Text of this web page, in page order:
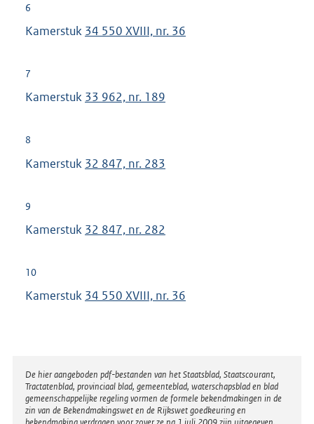
6
Kamerstuk 34 550 XVIII, nr. 36
7
Kamerstuk 33 962, nr. 189
8
Kamerstuk 32 847, nr. 283
9
Kamerstuk 32 847, nr. 282
10
Kamerstuk 34 550 XVIII, nr. 36
Disclaimer
De hier aangeboden pdf-bestanden van het Staatsblad, Staatscourant,
Tractatenblad, provinciaal blad, gemeenteblad, waterschapsblad en blad
gemeenschappelijke regeling vormen de formele bekendmakingen in de
zin van de Bekendmakingswet en de Rijkswet goedkeuring en